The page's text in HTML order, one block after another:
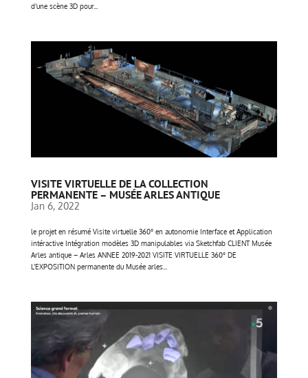
d’une scène 3D pour...
VISITE VIRTUELLE DE LA COLLECTION
PERMANENTE – MUSÉE ARLES ANTIQUE
Jan 6, 2022
le projet en résumé Visite virtuelle 360° en autonomie Interface et Application
intéractive Intégration modèles 3D manipulables via Sketchfab CLIENT Musée
Arles antique – Arles ANNEE 2019-2021 VISITE VIRTUELLE 360° DE
L’EXPOSITION permanente du Musée arles...